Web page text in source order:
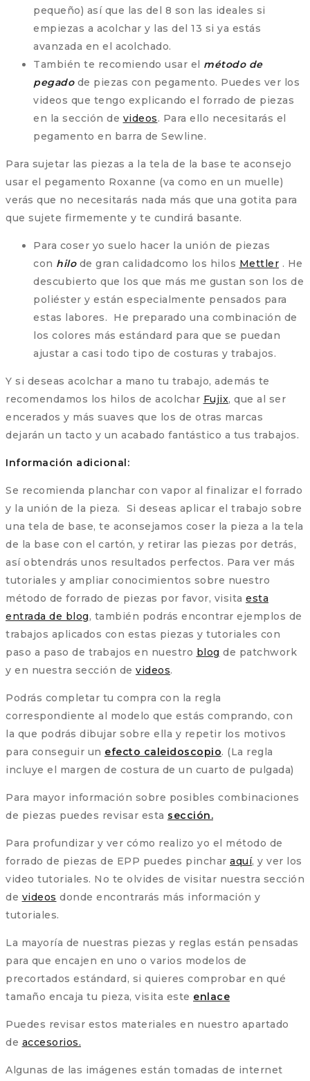
pequeño) así que las del 8 son las ideales si
empiezas a acolchar y las del 13 si ya estás
avanzada en el acolchado.
También te recomiendo usar el método de
pegadode piezas con pegamento. Puedes ver los
videos que tengo explicando el forrado de piezas
en la sección de videos. Para ello necesitarás el
pegamento en barra de Sewline.
Para sujetar las piezas a la tela de la base te aconsejo
usar el pegamento Roxanne (va como en un muelle)
verás que no necesitarás nada más que una gotita para
que sujete firmemente y te cundirá basante.
Para coser yo suelo hacer la unión de piezas
con hilo de gran calidadcomo los hilos Mettler . He
descubierto que los que más me gustan son los de
poliéster y están especialmente pensados para
estas labores. He preparado una combinación de
los colores más estándard para que se puedan
ajustar a casi todo tipo de costuras y trabajos.
Y si deseas acolchar a mano tu trabajo, además te
recomendamos los hilos de acolchar Fujix, que al ser
encerados y más suaves que los de otras marcas
dejarán un tacto y un acabado fantástico a tus trabajos.
Información adicional:
Se recomienda planchar con vapor al finalizar el forrado
y la unión de la pieza. Si deseas aplicar el trabajo sobre
una tela de base, te aconsejamos coser la pieza a la tela
de la base con el cartón, y retirar las piezas por detrás,
así obtendrás unos resultados perfectos. Para ver más
tutoriales y ampliar conocimientos sobre nuestro
método de forrado de piezas por favor, visita esta
entrada de blog, también podrás encontrar ejemplos de
trabajos aplicados con estas piezas y tutoriales con
paso a paso de trabajos en nuestro blog de patchwork
y en nuestra sección de videos.
Podrás completar tu compra con la regla
correspondiente al modelo que estás comprando, con
la que podrás dibujar sobre ella y repetir los motivos
para conseguir un efecto caleidoscopio. (La regla
incluye el margen de costura de un cuarto de pulgada)
Para mayor información sobre posibles combinaciones
de piezas puedes revisar esta sección.
Para profundizar y ver cómo realizo yo el método de
forrado de piezas de EPP puedes pinchar aquí, y ver los
video tutoriales. No te olvides de visitar nuestra sección
de videos donde encontrarás más información y
tutoriales.
La mayoría de nuestras piezas y reglas están pensadas
para que encajen en uno o varios modelos de
precortados estándard, si quieres comprobar en qué
tamaño encaja tu pieza, visita este enlace
Puedes revisar estos materiales en nuestro apartado
de accesorios.
Algunas de las imágenes están tomadas de internet